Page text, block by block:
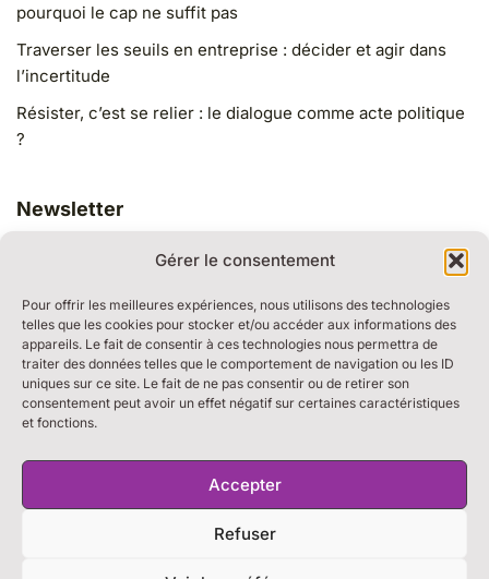
Gérer le consentement
Pour offrir les meilleures expériences, nous utilisons des technologies
telles que les cookies pour stocker et/ou accéder aux informations des
appareils. Le fait de consentir à ces technologies nous permettra de
traiter des données telles que le comportement de navigation ou les ID
uniques sur ce site. Le fait de ne pas consentir ou de retirer son
consentement peut avoir un effet négatif sur certaines caractéristiques
et fonctions.
Accepter
Refuser
pourquoi le cap ne suffit pas
Traverser les seuils en entreprise : décider et agir dans
l’incertitude
Résister, c’est se relier : le dialogue comme acte politique
?
Newsletter
RESSOURCES
BULLE DE DIALOGUE
S’ABONNER À LA NEWSLETTER